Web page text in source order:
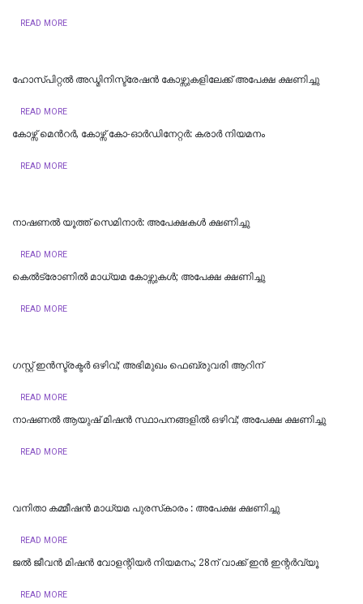
READ MORE
ഹോസ്പിറ്റൽ അഡ്മിനിസ്ട്രേഷൻ കോഴ്സുകളിലേക്ക് അപേക്ഷ ക്ഷണിച്ചു
READ MORE
കോഴ്സ് മെന്‍റര്‍, കോഴ്സ് കോ-ഓർഡിനേറ്റർ: കരാര്‍ നിയമനം
READ MORE
നാഷണൽ യൂത്ത് സെമിനാർ: അപേക്ഷകൾ ക്ഷണിച്ചു
READ MORE
കെൽട്രോണിൽ മാധ്യമ കോഴ്സുകൾ; അപേക്ഷ ക്ഷണിച്ചു
READ MORE
​ഗസ്റ്റ് ഇൻസ്ട്രക്ടർ ഒഴിവ്; അഭിമുഖം ഫെബ്രുവരി ആറിന്
READ MORE
നാഷണൽ ആയുഷ് മിഷൻ സ്ഥാപനങ്ങളിൽ ഒഴിവ്; അപേക്ഷ ക്ഷണിച്ചു
READ MORE
വനിതാ കമ്മീഷൻ മാധ്യമ പുരസ്‌കാരം : അപേക്ഷ ക്ഷണിച്ചു
READ MORE
ജൽ ജീവൻ മിഷൻ വോളന്റിയർ നിയമനം; 28ന് വാക്ക് ഇൻ ഇന്റർവ്യൂ
READ MORE